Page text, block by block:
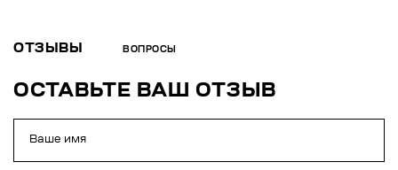
ОТЗЫВЫ ВОПРОСЫ
ОСТАВЬТЕ ВАШ ОТЗЫВ